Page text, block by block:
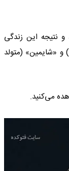
و نتیجه این زندگی
مشترک دو پسر به نام‌های «بن سان» (متولد ۱۳۹۶) و «شایمین» (متولد
می‌کنید.